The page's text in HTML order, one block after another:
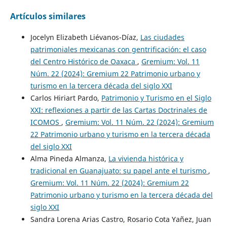
Artículos similares
Jocelyn Elizabeth Liévanos-Díaz, Las ciudades
patrimoniales mexicanas con gentrificación: el caso
del Centro Histórico de Oaxaca , Gremium: Vol. 11
Núm. 22 (2024): Gremium 22 Patrimonio urbano y
turismo en la tercera década del siglo XXI
Carlos Hiriart Pardo, Patrimonio y Turismo en el Siglo
XXI: reflexiones a partir de las Cartas Doctrinales de
ICOMOS , Gremium: Vol. 11 Núm. 22 (2024): Gremium
22 Patrimonio urbano y turismo en la tercera década
del siglo XXI
Alma Pineda Almanza, La vivienda histórica y
tradicional en Guanajuato: su papel ante el turismo ,
Gremium: Vol. 11 Núm. 22 (2024): Gremium 22
Patrimonio urbano y turismo en la tercera década del
siglo XXI
Sandra Lorena Arias Castro, Rosario Cota Yañez, Juan